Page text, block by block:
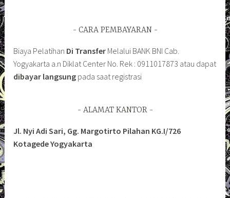
CARA PEMBAYARAN
Biaya Pelatihan Di Transfer Melalui BANK BNI Cab.
Yogyakarta a.n Diklat Center No. Rek : 0911017873 atau dapat
dibayar langsung pada saat registrasi
ALAMAT KANTOR
Jl. Nyi Adi Sari, Gg. Margotirto Pilahan KG.I/726
Kotagede Yogyakarta